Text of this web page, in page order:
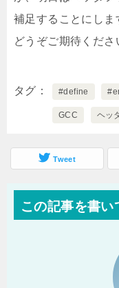
補足することにしま
どうぞご期待くださ
タグ #define
GCC ヘッ
Tweet
この記事を書い